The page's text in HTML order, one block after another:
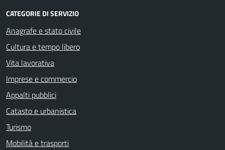
CATEGORIE DI SERVIZIO
Anagrafe e stato civile
Cultura e tempo libero
Vita lavorativa
Imprese e commercio
Appalti pubblici
Catasto e urbanistica
Turismo
Mobilità e trasporti